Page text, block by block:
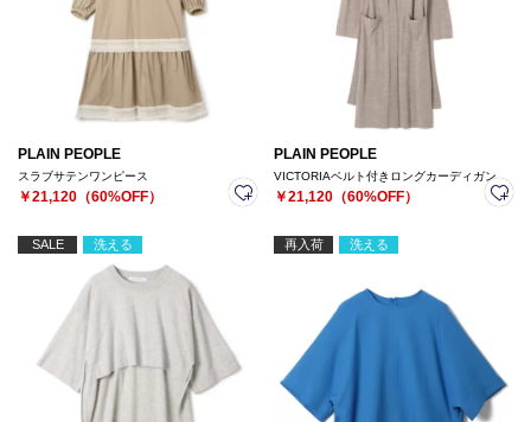
PLAIN PEOPLE
スラブサテンワンピース
￥21,120（60%OFF）
PLAIN PEOPLE
VICTORIAベルト付きロングカーディガン
￥21,120（60%OFF）
SALE 洗える 再入荷 洗える